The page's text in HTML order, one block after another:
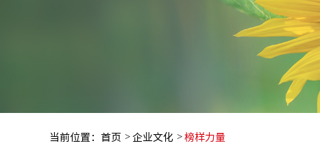
企业荣誉
经典项目
当前位置： 首页 企业文化 榜样力量